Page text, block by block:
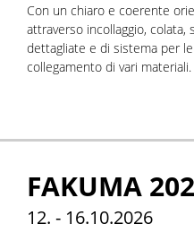
Con un chiaro e coerente
attraverso incollaggio,
dettagliate e di sistema per
collegamento di vari materiali.
FAKUMA
12. - 16.10.2026